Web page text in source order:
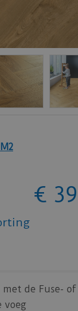
€ 39
met de Fuse-
voeg